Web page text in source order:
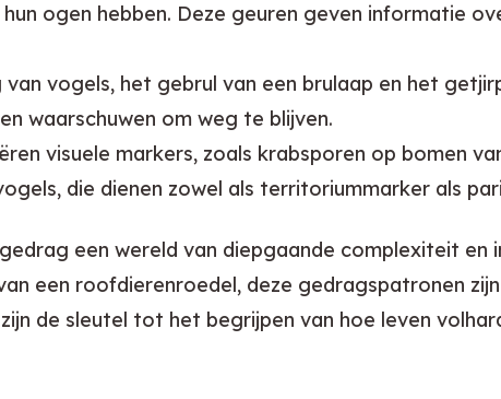
ogen hebben. Deze geuren geven informatie
vogels, het gebrul van een brulaap en het
waarschuwen om weg te blijven.
visuele markers, zoals krabsporen op bomen
die dienen zowel als territoriummarker als
een wereld van diepgaande complexiteit en
een roofdierenroedel, deze gedragspatronen
de sleutel tot het begrijpen van hoe leven